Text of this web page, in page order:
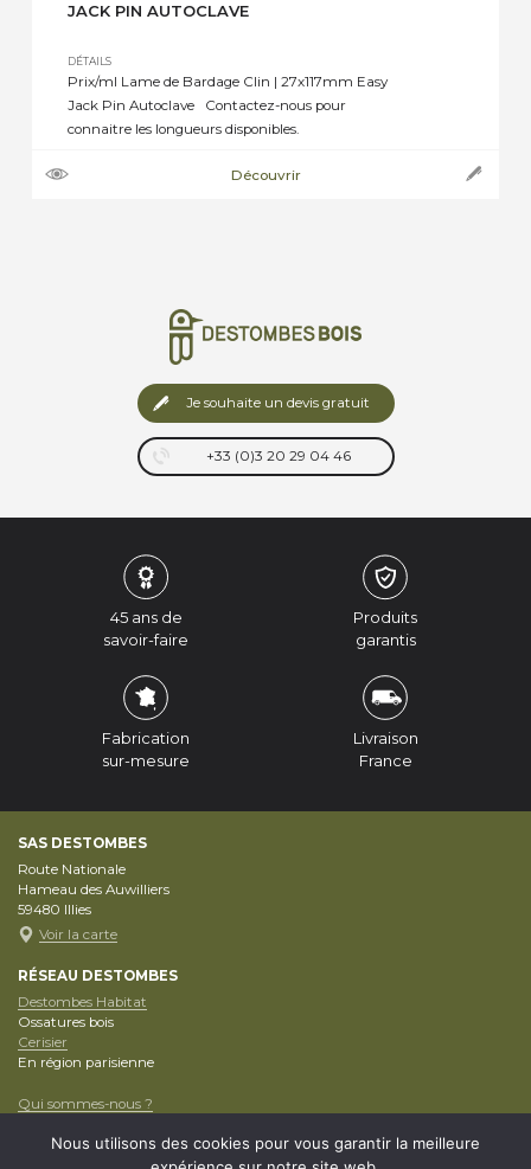
JACK PIN AUTOCLAVE
DÉTAILS
Prix/ml Lame de Bardage Clin | 27x117mm Easy
Jack Pin Autoclave Contactez-nous pour
connaitre les longueurs disponibles.
Découvrir
Je souhaite un devis gratuit
+33 (0)3 20 29 04 46
45 ans de
savoir-faire
Produits
garantis
Fabrication
sur-mesure
Livraison
France
SAS DESTOMBES
Route Nationale
Hameau des Auwilliers
59480 Illies
Voir la carte
RÉSEAU DESTOMBES
Destombes Habitat
Ossatures bois
Cerisier
En région parisienne
Qui sommes-nous ?
ArticlesNous utilisons des cookies pour vous garantir la meilleure